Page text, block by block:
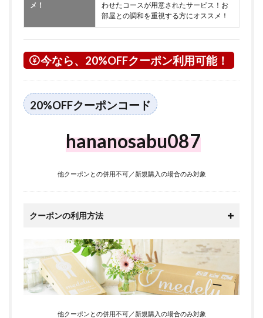
メ！
わせたコースが用意されたサービス！お
部屋との調和を重視する方にオススメ！
今なら、20%OFFクーポン利用可能！
20%OFFクーポンコード
hananosabu087
他クーポンとの併用不可／新規購入の場合のみ対象
クーポンの利用方法
他クーポンとの併用不可／新規購入の場合のみ対象